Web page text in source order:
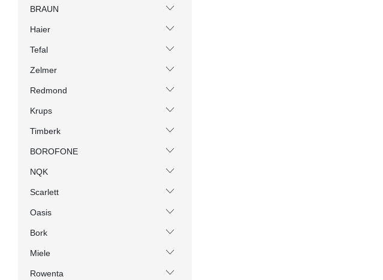
BRAUN
Haier
Tefal
Zelmer
Redmond
Krups
Timberk
BOROFONE
NQK
Scarlett
Oasis
Bork
Miele
Rowenta